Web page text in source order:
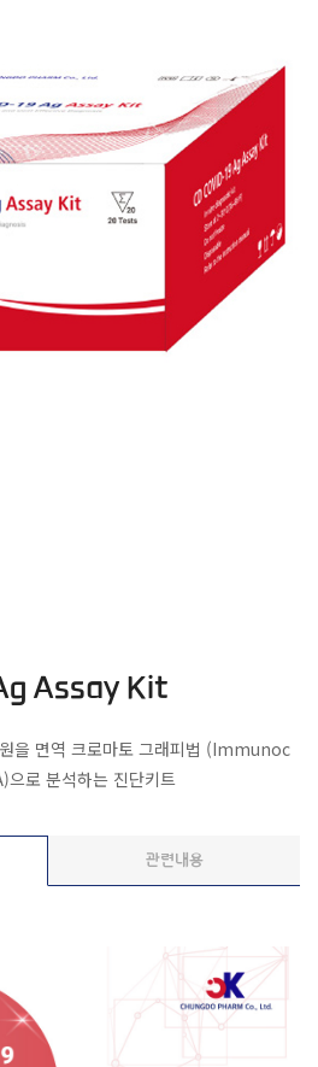
Assay Kit
을 면역 크로마토 그래피법 (Immunoc
로 분석하는 진단키트
관련내용